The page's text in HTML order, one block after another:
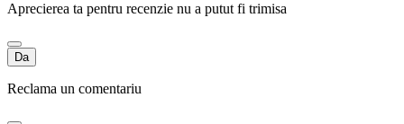
Aprecierea ta pentru recenzie nu a putut fi trimisa
Da
Reclama un comentariu